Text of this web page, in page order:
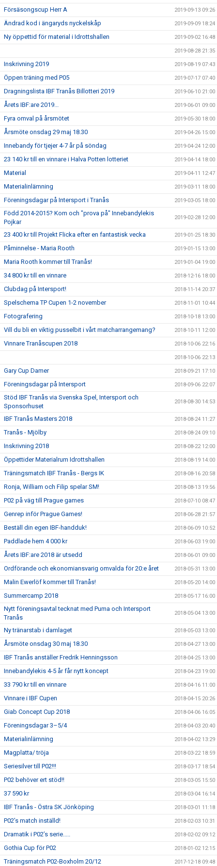
Försäsongscup Herr A 2019-09-13 09:26
Ändrad kod i ängaryds nyckelskåp 2019-09-09 18:24
Ny öppettid för material i Idrottshallen 2019-09-02 16:48
2019-08-28 21:35
Inskrivning 2019 2019-08-19 07:43
Öppen träning med P05 2019-07-17 07:40
Dragningslista IBF Tranås Billotteri 2019 2019-06-10 21:00
Årets IBF:are 2019... 2019-06-01 09:00
Fyra omval på årsmötet 2019-05-30 18:00
Årsmöte onsdag 29 maj 18.30 2019-04-26 15:00
Innebandy för tjejer 4-7 år på söndag 2019-04-24 12:00
23 140 kr till en vinnare i Halva Potten lotteriet 2019-04-14 18:00
Material 2019-04-11 12:47
Materialinlämning 2019-03-11 18:00
Föreningsdagar på Intersport i Tranås 2019-03-05 18:00
Född 2014-2015? Kom och "prova på" Innebandylekis
Pojkar
2019-02-28 12:00
23 400 kr till Projekt Flicka efter en fantastisk vecka 2019-01-25 18:30
Påminnelse - Maria Rooth 2019-01-15 13:00
Maria Rooth kommer till Tranås! 2019-01-04 19:00
34 800 kr till en vinnare 2018-12-16 18:00
Clubdag på Intersport! 2018-11-14 20:37
Spelschema TP Cupen 1-2 november 2018-11-01 10:44
Fotografering 2018-10-18 13:00
Vill du bli en viktig pusselbit i vårt matcharrangemang? 2018-10-11 12:00
Vinnare Tranåscupen 2018 2018-10-06 22:16
2018-10-06 22:13
Gary Cup Damer 2018-09-21 17:10
Föreningsdagar på Intersport 2018-09-06 22:07
Stöd IBF Tranås via Svenska Spel, Intersport och
Sponsorhuset
2018-08-30 14:53
IBF Tranås Masters 2018 2018-08-24 11:27
Tranås - Mjölby 2018-08-24 09:10
Inskrivning 2018 2018-08-22 12:00
Öppettider Materialrum Idrottshallen 2018-08-19 14:00
Träningsmatch IBF Tranås - Bergs IK 2018-08-16 20:58
Ronja, William och Filip spelar SM! 2018-08-13 19:56
P02 på väg till Prague games 2018-07-10 08:47
Genrep inför Prague Games! 2018-06-28 21:57
Beställ din egen IBF-handduk! 2018-06-09 10:52
Paddlade hem 4 000 kr 2018-06-03 19:00
Årets IBF:are 2018 är utsedd 2018-06-01 09:00
Ordförande och ekonomiansvarig omvalda för 20:e året 2018-05-31 13:00
Malin Ewerlöf kommer till Tranås! 2018-05-20 14:00
Summercamp 2018 2018-05-17 16:00
Nytt föreningsavtal tecknat med Puma och Intersport
Tranås
2018-05-04 13:00
Ny tränarstab i damlaget 2018-05-03 13:00
Årsmöte onsdag 30 maj 18.30 2018-04-27 13:00
IBF Tranås anställer Fredrik Henningsson 2018-04-25 13:00
Innebandylekis 4-5 år får nytt koncept 2018-04-23 19:00
33 790 kr till en vinnare 2018-04-16 11:00
Vinnare i IBF Cupen 2018-04-15 20:26
Giab Concept Cup 2018 2018-04-06 16:05
Föreningsdagar 3–5/4 2018-04-03 20:40
Materialinlämning 2018-04-02 13:29
Magplatta/ tröja 2018-03-22 18:59
Seriesilver till P02!!! 2018-03-17 18:54
P02 behöver ert stöd!! 2018-03-05 15:50
37 590 kr 2018-03-04 16:14
IBF Tranås - Östra SK Jönköping 2018-03-01 11:18
P02’s match inställd! 2018-02-03 10:31
Dramatik i P02’s serie..... 2018-02-02 09:12
Gothia Cup för P02 2018-01-02 12:15
Träningsmatch P02-Boxholm 20/12 2017-12-18 09:48